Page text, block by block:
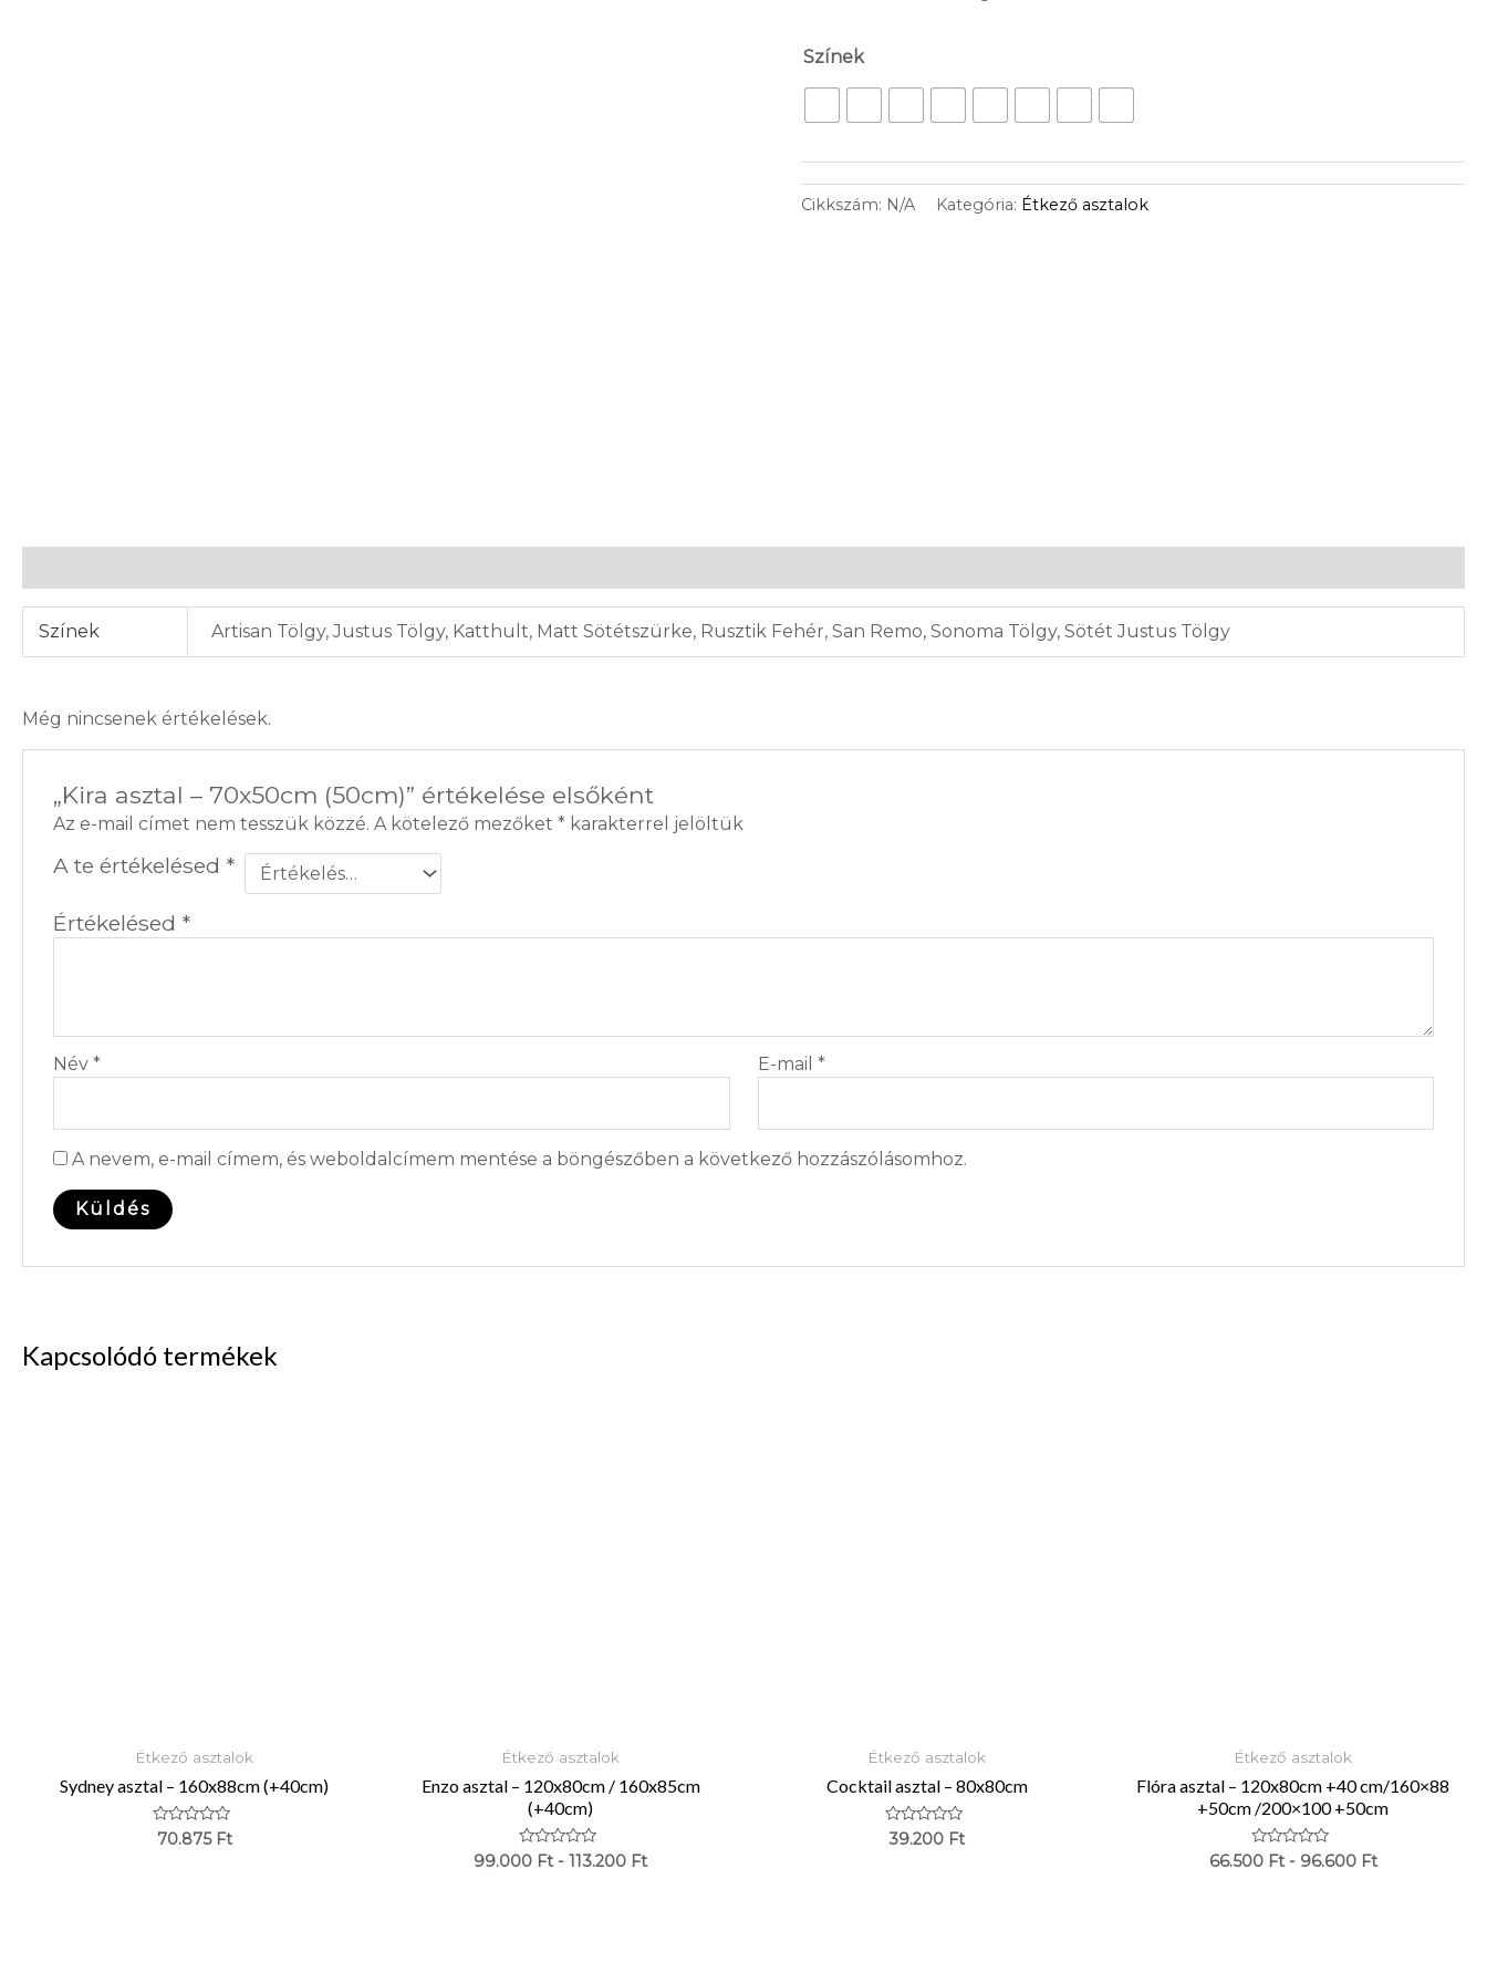
Színek
Cikkszám: N/A Kategória: Étkező asztalok
Színek Artisan Tölgy, Justus Tölgy, Katthult, Matt Sötétszürke, Rusztik Fehér, San Remo, Sonoma Tölgy, Sötét Justus Tölgy
Még nincsenek értékelések.
„Kira asztal – 70x50cm (50cm)” értékelése elsőként
Az e-mail címet nem tesszük közzé. A kötelező mezőket *karakterrel jelöltük
A te értékelésed *
Értékelésed *
Név * E-mail *
A nevem, e-mail címem, és weboldalcímem mentése a böngészőben a következő hozzászólásomhoz.
Kapcsolódó termékek
Étkező asztalok
Sydney asztal – 160x88cm (+40cm)
Értékelés:
0
70.875 Ft
Étkező asztalok
Enzo asztal – 120x80cm / 160x85cm
(+40cm)
Értékelés:
0
99.000 Ft - 113.200 Ft
Étkező asztalok
Cocktail asztal – 80x80cm
Értékelés:
0
39.200 Ft
Étkező asztalok
Flóra asztal – 120x80cm +40 cm/160×88
+50cm /200×100 +50cm
Értékelés:
0
66.500 Ft- 96.600 Ft